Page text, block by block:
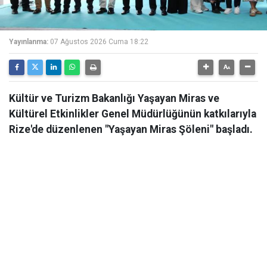
Yayınlanma: 07 Ağustos 2026 Cuma 18:22
Kültür ve Turizm Bakanlığı Yaşayan Miras ve
Kültürel Etkinlikler Genel Müdürlüğünün katkılarıyla
Rize'de düzenlenen "Yaşayan Miras Şöleni" başladı.